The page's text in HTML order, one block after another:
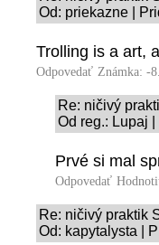
Od: priekazne |
Trolling is a art,
Odpovedať Známka: -
Re: ničivý
Od reg.: Lupaj
Prvé si mal
Odpovedať
Re: ničivý praktik
Od: kapytalysta |